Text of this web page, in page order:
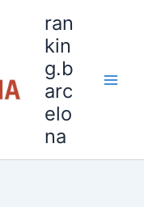
ran
kin
g.b
arc
elo
na